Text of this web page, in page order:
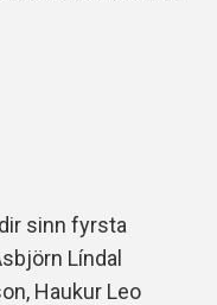
sinn fyrsta
Líndal
Haukur Leo